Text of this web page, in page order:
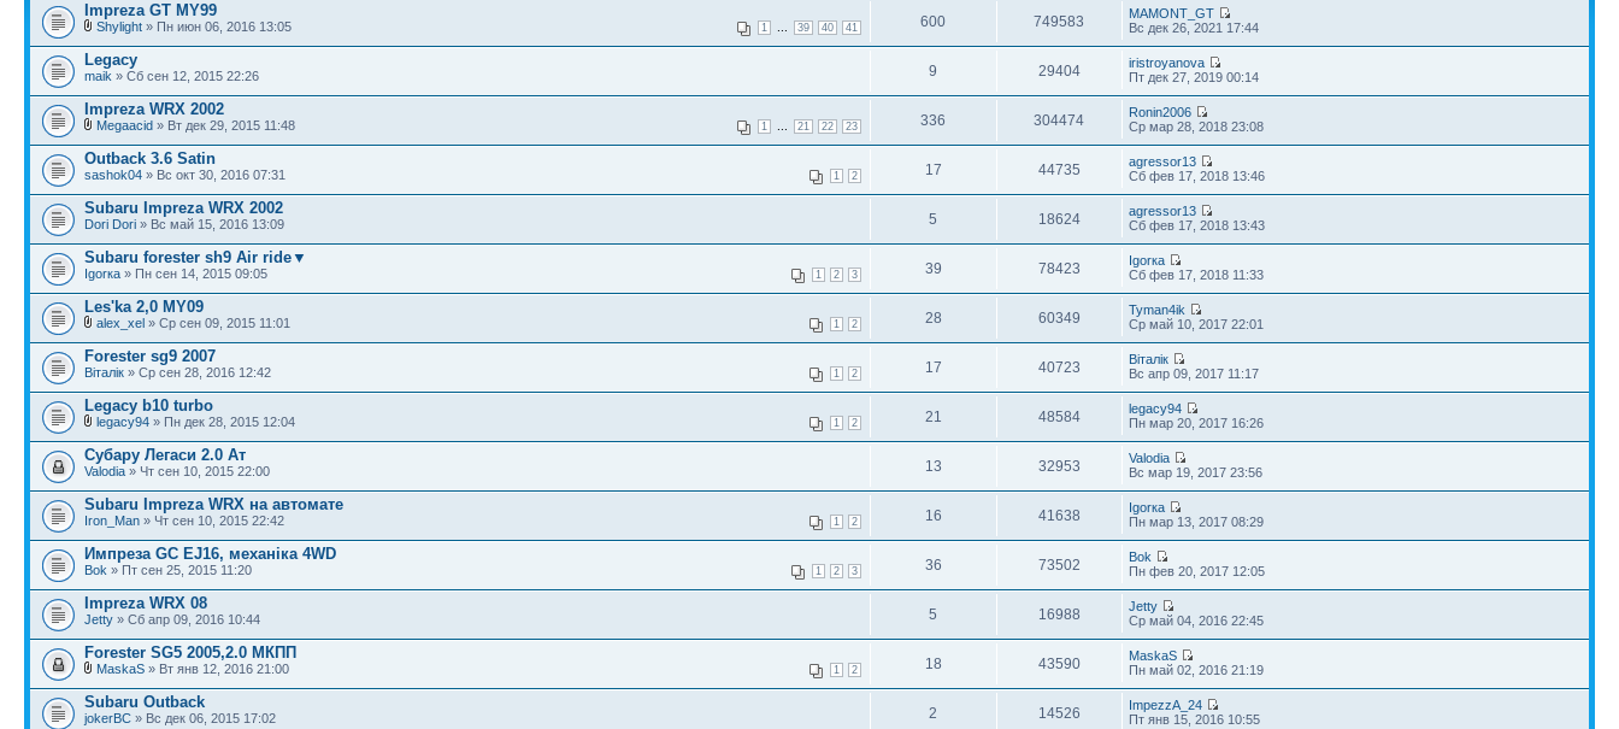
Impreza GT MY99
1 39 40 41
Shylight » Пн июн 06, 2016 13:05 600 749583
MAMONT_GT
Вс дек 26, 2021 17:44
Legacy
maik » Сб сен 12, 2015 22:26 9 29404
iristroyanova
Пт дек 27, 2019 00:14
Impreza WRX 2002
1 21 22 23
Megaacid » Вт дек 29, 2015 11:48 336 304474
Ronin2006
Ср мар 28, 2018 23:08
Outback 3.6 Satin
1 2
sashok04 » Вс окт 30, 2016 07:31 17 44735
agressor13
Сб фев 17, 2018 13:46
Subaru Impreza WRX 2002
Dori Dori » Вс май 15, 2016 13:09 5 18624
agressor13
Сб фев 17, 2018 13:43
Subaru forester sh9 Air ride▼
1 2 3
Igorка » Пн сен 14, 2015 09:05 39 78423
Igorка
Сб фев 17, 2018 11:33
Les'ka 2,0 MY09
1 2
alex_xel » Ср сен 09, 2015 11:01 28 60349
Tyman4ik
Ср май 10, 2017 22:01
Forester sg9 2007
1 2
Віталік » Ср сен 28, 2016 12:42 17 40723
Віталік
Вс апр 09, 2017 11:17
Legacy b10 turbo
1 2
legacy94 » Пн дек 28, 2015 12:04 21 48584
legacy94
Пн мар 20, 2017 16:26
Субару Легаси 2.0 Ат
Valodia » Чт сен 10, 2015 22:00 13 32953
Valodia
Вс мар 19, 2017 23:56
Subaru Impreza WRX на автомате
1 2
Iron_Man » Чт сен 10, 2015 22:42 16 41638
Igorка
Пн мар 13, 2017 08:29
Импреза GC EJ16, механіка 4WD
1 2 3
Bok » Пт сен 25, 2015 11:20 36 73502
Bok
Пн фев 20, 2017 12:05
Impreza WRX 08
Jetty » Сб апр 09, 2016 10:44 5 16988
Jetty
Ср май 04, 2016 22:45
Forester SG5 2005,2.0 МКПП
1 2
MaskaS » Вт янв 12, 2016 21:00 18 43590
MaskaS
Пн май 02, 2016 21:19
Subaru Outback
jokerBC » Вс дек 06, 2015 17:02 2 14526
ImpezzA_24
Пт янв 15, 2016 10:55